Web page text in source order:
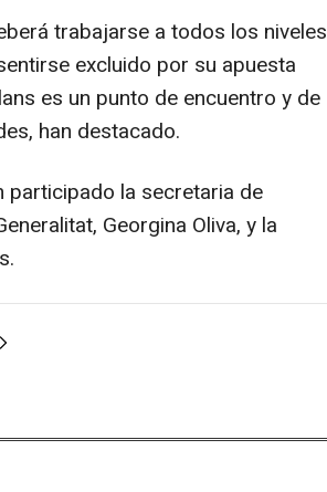
trabajarse a todos los niveles
excluido por su apuesta
es un punto de encuentro y de
han destacado.
participado la secretaria de
Georgina Oliva, y la